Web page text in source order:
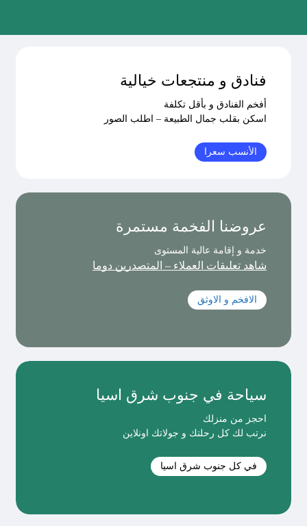
فنادق و منتجعات خيالية
أفخم الفنادق و بأقل تكلفة
اسكن بقلب جمال الطبيعة – اطلب الصور
الأنسب سعرا
عروضنا الفخمة مستمرة
خدمة و إقامة عالية المستوى
شاهد تعليقات العملاء – المتصدرين دوما
الافخم و الاوثق
سياحة في جنوب شرق اسيا
احجز من منزلك
نرتب لك كل رحلتك و جولاتك اونلاين
في كل جنوب شرق اسيا